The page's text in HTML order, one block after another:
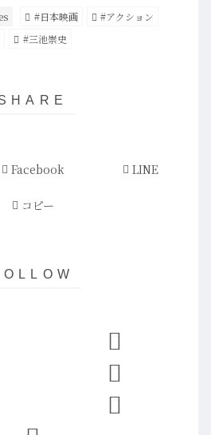
#日本映画
#アクション
#三池崇史
Facebook LINE
コピー